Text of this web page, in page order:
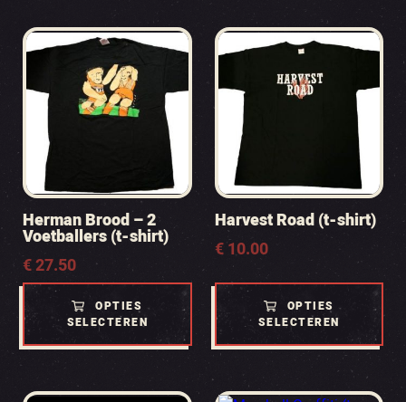
Herman Brood – 2
Voetballers (t-shirt)
€27.50
OPTIES
SELECTEREN
Harvest Road (t-shirt)
€10.00
OPTIES
SELECTEREN